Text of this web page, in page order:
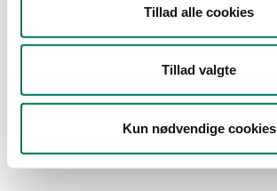
Tillad alle cookies
Tillad valgte
Kun nødvendige cookies
Måned